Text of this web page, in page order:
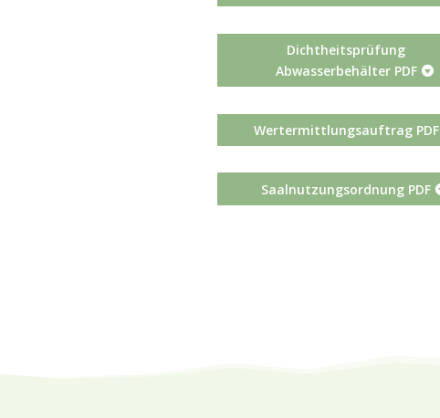
Dichtheitsprüfung
Abwasserbehälter PDF
Wertermittlungsauftrag PDF
Saalnutzungsordnung PDF